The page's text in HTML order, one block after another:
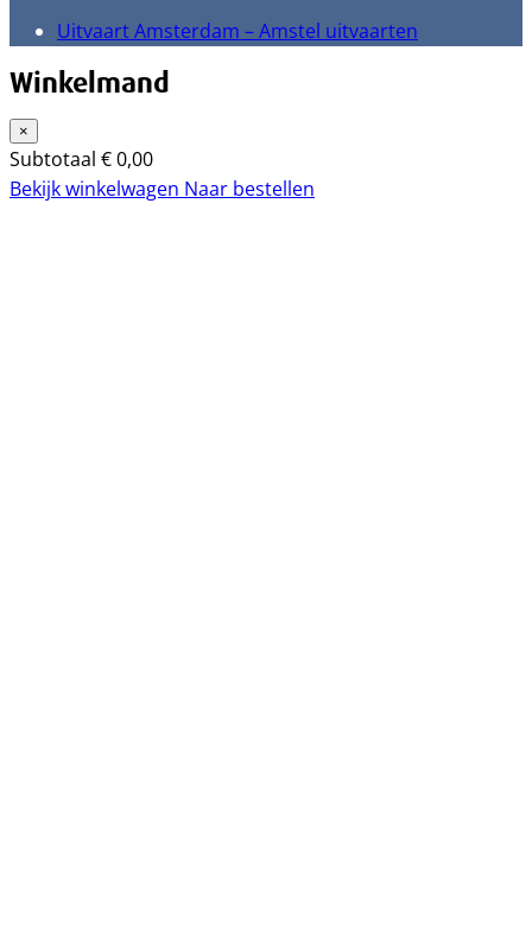
Uitvaart Amsterdam – Amstel uitvaarten
Winkelmand
×
Subtotaal €0,00
Bekijk winkelwagen Naar bestellen